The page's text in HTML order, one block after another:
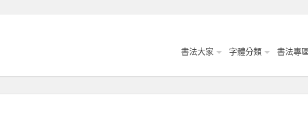
書法大家 字體分類 書法專